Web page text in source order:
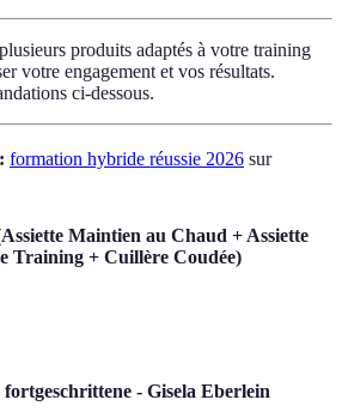
produits adaptés à votre training
votre engagement et vos résultats.
ci-dessous.
formation hybride réussie 2026 sur
Maintien au Chaud + Assiette
Training + Cuillère Coudée)
- Gisela Eberlein